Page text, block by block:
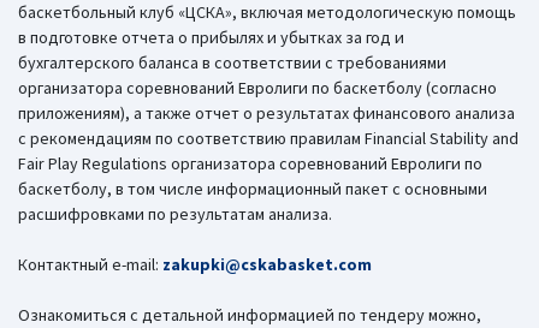
баскетбольный клуб «ЦСКА», включая методологическую помощь
в подготовке отчета о прибылях и убытках за год и
бухгалтерского баланса в соответствии с требованиями
организатора соревнований Евролиги по баскетболу (согласно
приложениям), а также отчет о результатах финансового анализа
с рекомендациям по соответствию правилам Financial Stability and
Fair Play Regulations организатора соревнований Евролиги по
баскетболу, в том числе информационный пакет с основными
расшифровками по результатам анализа.
Контактный e-mail: zakupki@cskabasket.com
Ознакомиться с детальной информацией по тендеру можно,